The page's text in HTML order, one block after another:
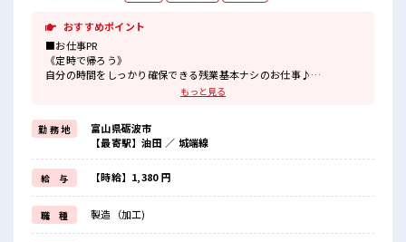
おすすめポイント
■お仕事PR
《定時で帰ろう》
自分の時間をしっかり確保できる残業基本ナシのお仕事♪
プライベートも充実できちゃう！
制服があるので、
毎日の服装の悩み解消♪
《未経験の方カンゲイ》
初めてで不安な方も大丈夫！
困った時は近くにいる先輩がしっかりサポートしてくれるから安心
ですね★
また研修がしっかり8日間も！
ここで学んで不安を解消しましょう！
研修中でも時給が変わらないのもうれしいポイント！
もっと見る
勤 務 地
富山県砺波市
【最寄駅】油田 ／ 城端線
給 与 【時給】1,380 円
職 種 製造（加工)